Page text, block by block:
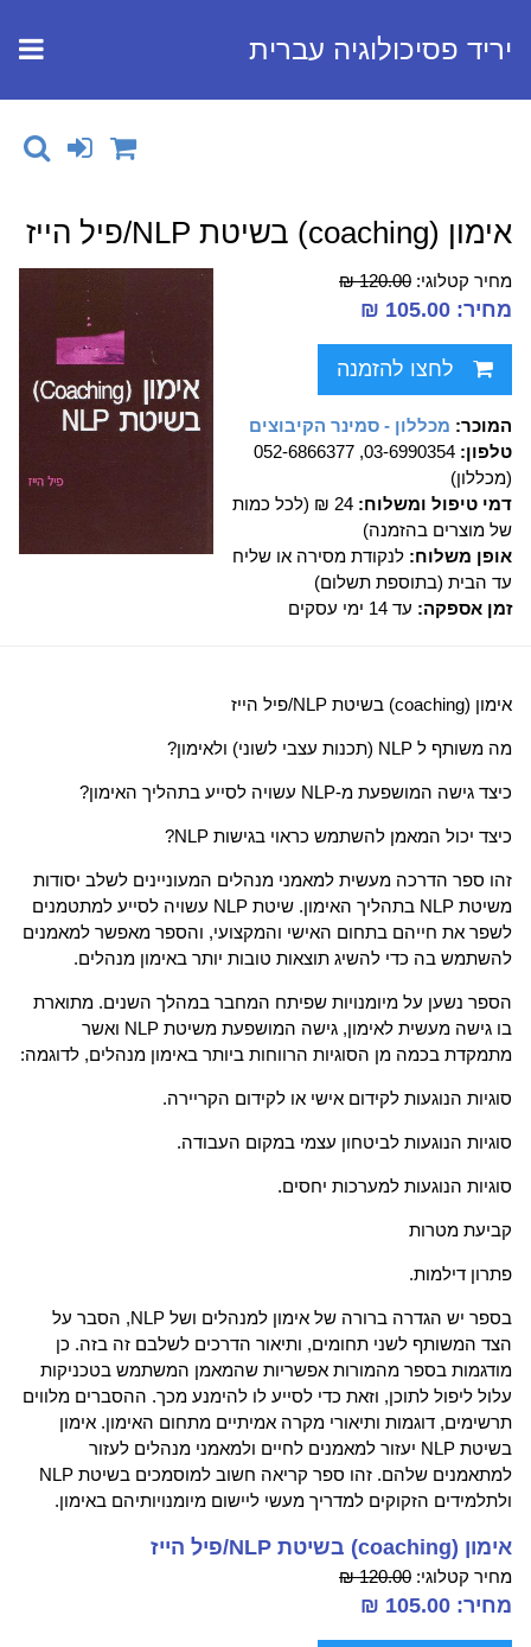
יריד פסיכולוגיה עברית
אימון (coaching) בשיטת NLP/פיל הייז
מחיר קטלוגי: 120.00 ₪
מחיר: 105.00 ₪
לחצו להזמנה
המוכר: מכללון - סמינר הקיבוצים
טלפון:
03-6990354, 052-6866377
(מכללון)
דמי טיפול ומשלוח:
24 ₪ (לכל כמות
של מוצרים בהזמנה)
אופן משלוח: לנקודת מסירה או שליח
עד הבית (בתוספת תשלום)
זמן אספקה: עד 14 ימי עסקים
אימון (coaching) בשיטת NLP/פיל הייז
מה משותף ל NLP (תכנות עצבי לשוני) ולאימון?
כיצד גישה המושפעת מ-NLP עשויה לסייע בתהליך האימון?
כיצד יכול המאמן להשתמש כראוי בגישות NLP?
זהו ספר הדרכה מעשית למאמני מנהלים המעוניינים לשלב יסודות
משיטת NLP בתהליך האימון. שיטת NLP עשויה לסייע למתטמנים
לשפר את חייהם בתחום האישי והמקצועי, והספר מאפשר למאמנים
להשתמש בה כדי להשיג תוצאות טובות יותר באימון מנהלים.
הספר נשען על מיומנויות שפיתח המחבר במהלך השנים. מתוארת
בו גישה מעשית לאימון, גישה המושפעת משיטת NLP ואשר
מתמקדת בכמה מן הסוגיות הרווחות ביותר באימון מנהלים, לדוגמה:
סוגיות הנוגעות לקידום אישי או לקידום הקריירה.
סוגיות הנוגעות לביטחון עצמי במקום העבודה.
סוגיות הנוגעות למערכות יחסים.
קביעת מטרות
פתרון דילמות.
בספר יש הגדרה ברורה של אימון למנהלים ושל NLP, הסבר על
הצד המשותף לשני תחומים, ותיאור הדרכים לשלבם זה בזה. כן
מודגמות בספר מהמורות אפשריות שהמאמן המשתמש בטכניקות
עלול ליפול לתוכן, וזאת כדי לסייע לו להימנע מכך. ההסברים מלווים
תרשימים, דוגמות ותיאורי מקרה אמיתיים מתחום האימון. אימון
בשיטת NLP יעזור למאמנים לחיים ולמאמני מנהלים לעזור
למתאמנים שלהם. זהו ספר קריאה חשוב למוסמכים בשיטת NLP
ולתלמידים הזקוקים למדריך מעשי ליישום מיומנויותיהם באימון.
אימון (coaching) בשיטת NLP/פיל הייז
מחיר קטלוגי: 120.00 ₪
מחיר: 105.00 ₪